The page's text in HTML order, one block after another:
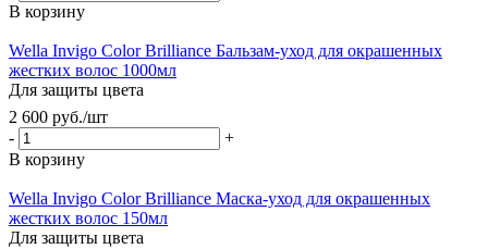
В корзину
Wella Invigo Color Brilliance Бальзам-уход для окрашенных
жестких волос 1000мл
Для защиты цвета
2 600 руб./шт
-
+
В корзину
Wella Invigo Color Brilliance Маска-уход для окрашенных
жестких волос 150мл
Для защиты цвета